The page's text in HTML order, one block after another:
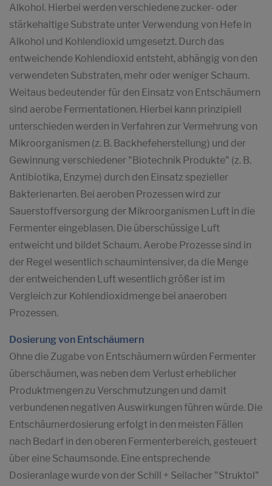
Alkohol. Hierbei werden verschiedene zucker- oder
stärkehaltige Substrate unter Verwendung von Hefe in
Alkohol und Kohlendioxid umgesetzt. Durch das
entweichende Kohlendioxid entsteht, abhängig von den
verwendeten Substraten, mehr oder weniger Schaum.
Weitaus bedeutender für den Einsatz von Entschäumern
sind aerobe Fermentationen. Hierbei kann prinzipiell
unterschieden werden in Verfahren zur Vermehrung von
Mikroorganismen (z. B. Backhefeherstellung) und der
Gewinnung verschiedener "Biotechnik Produkte" (z. B.
Antibiotika, Enzyme) durch den Einsatz spezieller
Bakterienarten. Bei aeroben Prozessen wird zur
Sauerstoffversorgung der Mikroorganismen Luft in die
Fermenter eingeblasen. Die überschüssige Luft
entweicht und bildet Schaum. Aerobe Prozesse sind in
der Regel wesentlich schaumintensiver, da die Menge
der entweichenden Luft wesentlich größer ist im
Vergleich zur Kohlendioxidmenge bei anaeroben
Prozessen.
Dosierung von Entschäumern
Ohne die Zugabe von Entschäumern würden Fermenter
überschäumen, was neben dem Verlust erheblicher
Produktmengen zu Verschmutzungen und damit
verbundenen negativen Auswirkungen führen würde. Die
Entschäumerdosierung erfolgt in den meisten Fällen
nach Bedarf in den oberen Fermenterbereich, gesteuert
über eine Schaumsonde. Eine entsprechende
Dosieranlage wurde von der Schill + Seilacher "Struktol"